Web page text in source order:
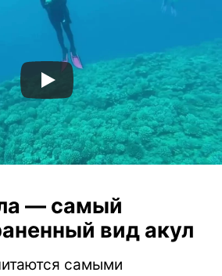
— самый
вид акул
самыми